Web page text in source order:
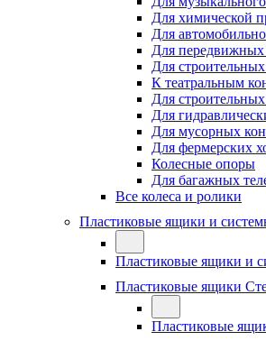
Для химической
Для
Для передвижных
Для
К театральным
Для
Для
Для мусорных
Для фермерских
Колесные опоры
Для багажных
Все колеса и ролики
Пластиковые ящики и
Пластиковые ящики и
Пластиковые ящики
Пластиковые